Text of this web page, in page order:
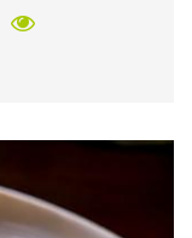
speciale.